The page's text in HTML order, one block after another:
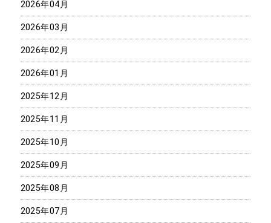
2026年04月
2026年03月
2026年02月
2026年01月
2025年12月
2025年11月
2025年10月
2025年09月
2025年08月
2025年07月